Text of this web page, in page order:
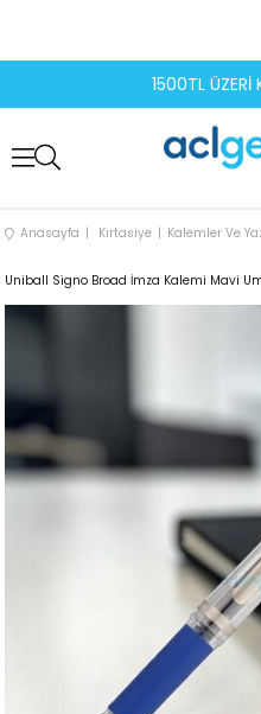
1500TL ÜZERİ
Anasayfa Kırtasiye Kalemler Ve
Uniball Signo Broad İmza Kalemi Mavi